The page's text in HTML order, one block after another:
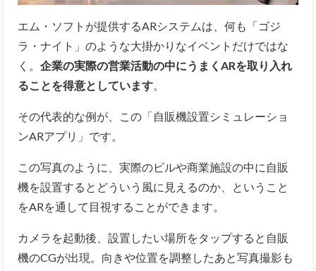
エム・ソフトが提供するARシステムは、何も「ゴジ
ラ・ナイト」のような大掛かりなイベントだけではな
く。 企業の実際の営業活動の中にうまくARを取り入れ
ることを得意としています
その代表的な例が、この「自販機設置シミュレーショ
ンARアプリ」です。
この写真のように、実際のビルや商業施設の中に自販
機を設置するとどういう風に見えるのか、ということ
をARを通して目視することができます。
カメラを起動後、設置したい場所をタップすると自販
機のCGが出現。向きや位置を調整したあと写真撮影も